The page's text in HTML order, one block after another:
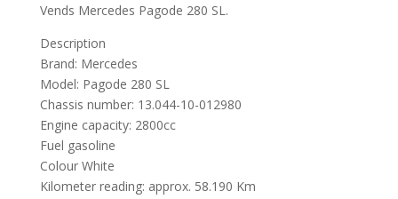
Vends Mercedes Pagode 280 SL.
Description
Brand: Mercedes
Model: Pagode 280 SL
Chassis number: 13.044-10-012980
Engine capacity: 2800cc
Fuel gasoline
Colour White
Kilometer reading: approx. 58.190 Km